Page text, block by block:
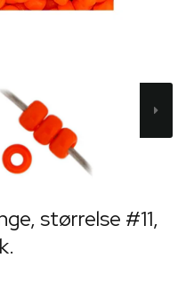
størrelse #11,